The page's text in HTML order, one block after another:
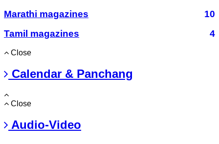
Marathi magazines
10
Tamil magazines
4
Close
Calendar & Panchang
Close
Audio-Video